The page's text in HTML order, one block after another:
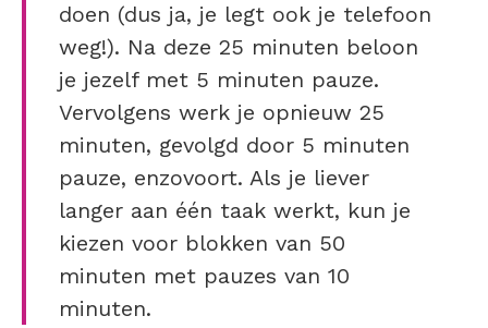
doen (dus ja, je legt ook je telefoon
weg!). Na deze 25 minuten beloon
je jezelf met 5 minuten pauze.
Vervolgens werk je opnieuw 25
minuten, gevolgd door 5 minuten
pauze, enzovoort. Als je liever
langer aan één taak werkt, kun je
kiezen voor blokken van 50
minuten met pauzes van 10
minuten.